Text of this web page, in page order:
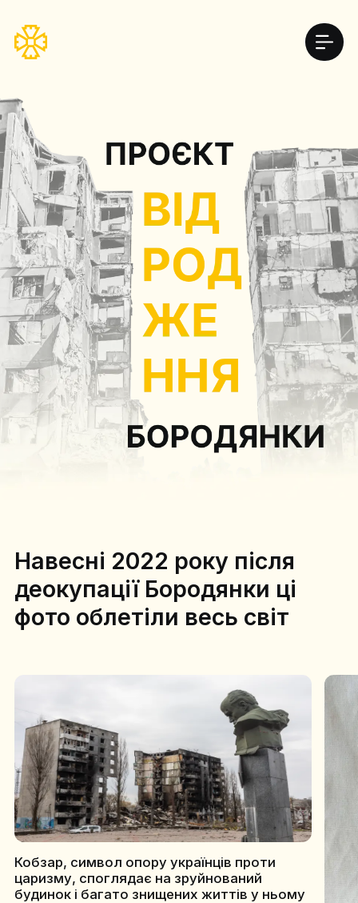
Навесні 2022 року після
деокупації Бородянки ці
фото облетіли весь світ
Кобзар, символ опору українців проти
царизму, споглядає на зруйнований
будинок і багато знищених життів у ньому